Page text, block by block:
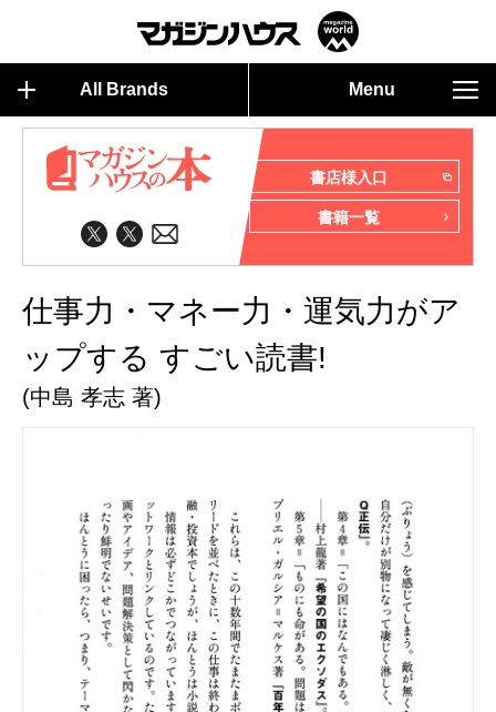
All Brands Menu
書店様入口
書籍一覧
仕事力・マネー力・運気力がア
ップする すごい読書!
(中島 孝志 著)